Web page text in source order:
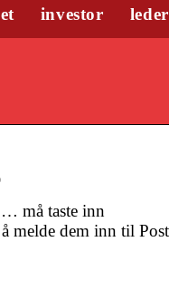
investor
må taste inn
melde dem inn til